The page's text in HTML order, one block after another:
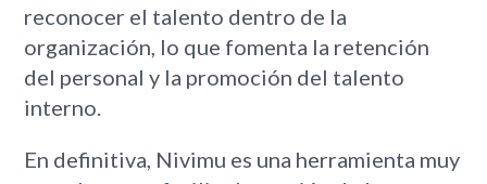
reconocer el talento dentro de la
organización, lo que fomenta la retención
del personal y la promoción del talento
interno.
En definitiva, Nivimu es una herramienta muy